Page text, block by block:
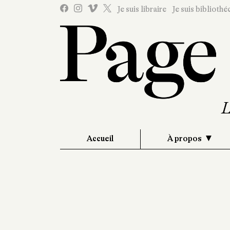
Je suis libraire Je suis
Accueil À propos